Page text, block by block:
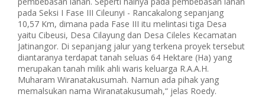
pada Seksi I Fase III Cileunyi - Rancakalong sepanjang
10,57 Km, dimana pada Fase III itu melintasi tiga Desa
yaitu Cibeusi, Desa Cilayung dan Desa Cileles Kecamatan
Jatinangor. Di sepanjang jalur yang terkena proyek tersebut
diantaranya terdapat tanah seluas 64 Hektare (Ha) yang
merupakan tanah milik ahli waris keluarga R.A.A.H.
Muharam Wiranatakusumah. Namun ada pihak yang
memalsukan nama Wiranatakusumah,“ jelas Roedy.